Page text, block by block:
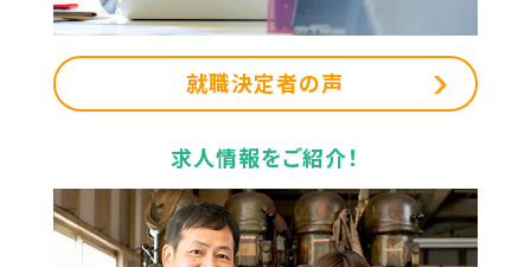
就職決定者の声
求人情報をご紹介！